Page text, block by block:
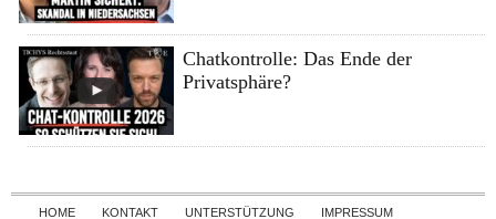
Chatkontrolle: Das Ende der
Privatsphäre?
Skip to content
HOME KONTAKT UNTERSTÜTZUNG IMPRESSUM